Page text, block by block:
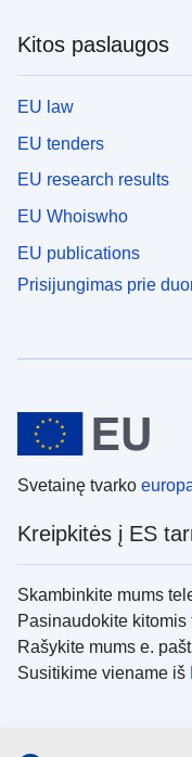
Kitos paslaugos
EU law
EU tenders
EU research results
EU Whoiswho
EU publications
Prisijungimas prie
Svetainę tvarko
Kreipkitės į ES
Skambinkite mums
Pasinaudokite kitomis
Rašykite mums e.
Susitikime viename iš